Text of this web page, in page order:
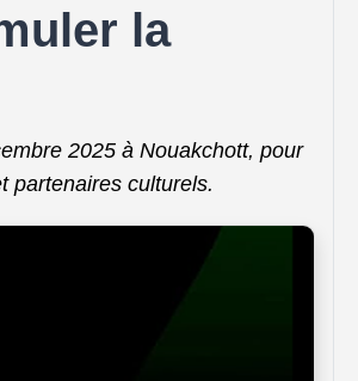
la
2025 à Nouakchott, pour
partenaires culturels.